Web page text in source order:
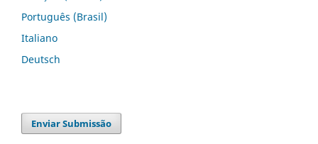
Português (Brasil)
Italiano
Deutsch
Enviar Submissão